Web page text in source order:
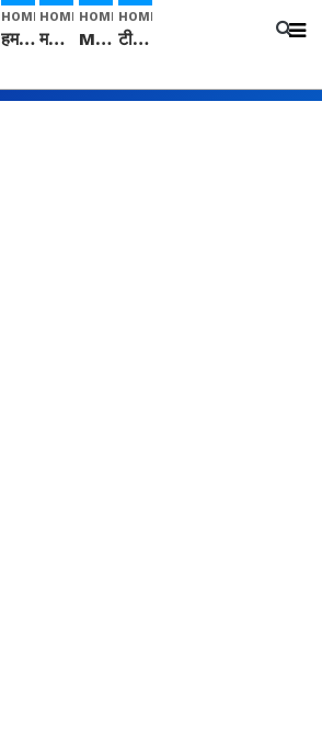
HOME
हम सनातनी..." सांसद kangana Ranaut से क्या बोली लड़की? Viral Jantar-Mantar | CJP protest
HOME
मनीषा हत्याकांड: हत्या, आत्महत्या या कोई बड़ा राज? | Full Story | Josh Haryana
HOME
Mangalsutra: हिंदू धर्म में शादी के बाद मंगलसूत्र क्यों पहनती है महिलाएं, किसने शुरु की ये परंपरा
HOME
टीम बीकेई ने एग्रीकल्चर ग्रेड की यूरिया खाद गट्टों में बदलकर टेक्निकल ग्रेड में बेचने वालों पर करवाई कार्रवाई: लखविंदर सिंह औलख